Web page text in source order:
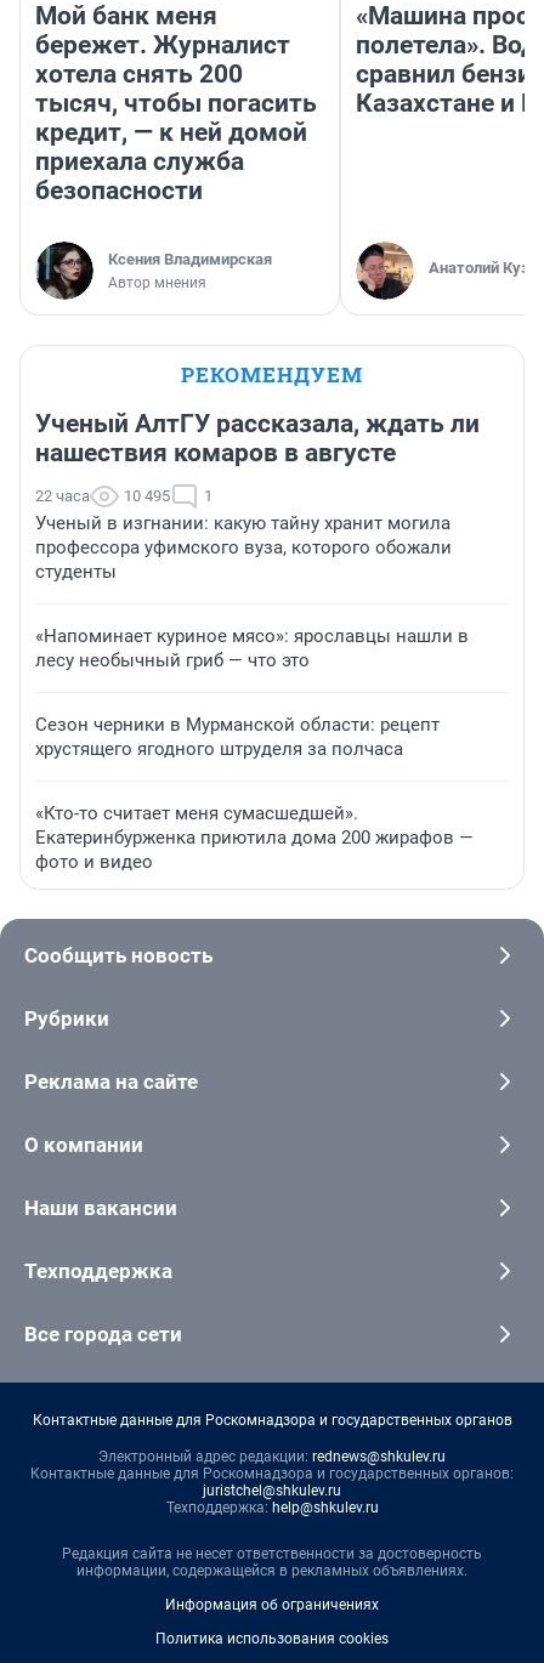
Мой банк меня
бережет. Журналист
хотела снять 200
тысяч, чтобы погасить
кредит, — к ней домой
приехала служба
безопасности
Ксения Владимирская
Автор мнения
«Машина
полетела».
сравнил
Казахстане и
Анатолий
РЕКОМЕНДУЕМ
Ученый АлтГУ рассказала, ждать ли
нашествия комаров в августе
22 часа 10 495 1
Ученый в изгнании: какую тайну хранит могила
профессора уфимского вуза, которого обожали
студенты
«Напоминает куриное мясо»: ярославцы нашли в
лесу необычный гриб — что это
Сезон черники в Мурманской области: рецепт
хрустящего ягодного штруделя за полчаса
«Кто-то считает меня сумасшедшей».
Екатеринбурженка приютила дома 200 жирафов —
фото и видео
Сообщить новость
Рубрики
Реклама на сайте
О компании
Наши вакансии
Техподдержка
Все города сети
Контактные данные для Роскомнадзора и государственных органов
Электронный адрес редакции: rednews@shkulev.ru
Контактные данные для Роскомнадзора и государственных органов:
juristchel@shkulev.ru
Техподдержка: help@shkulev.ru
Редакция сайта не несет ответственности за достоверность
информации, содержащейся в рекламных объявлениях.
Информация об ограничениях
Политика использования cookies